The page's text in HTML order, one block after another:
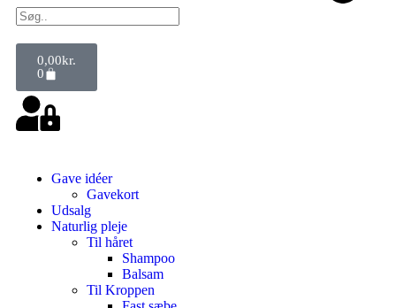
0,00kr.
0
Gave idéer
Gavekort
Udsalg
Naturlig pleje
Til håret
Shampoo
Balsam
Til Kroppen